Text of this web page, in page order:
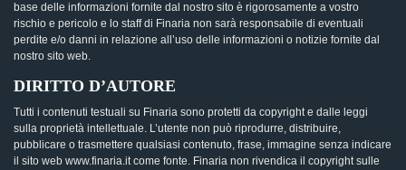
base delle informazioni fornite dal nostro sito è rigorosamente a vostro
rischio e pericolo e lo staff di Finaria non sarà responsabile di eventuali
perdite e/o danni in relazione all’uso delle informazioni o notizie fornite dal
nostro sito web.
DIRITTO D’AUTORE
Tutti i contenuti testuali su Finaria sono protetti da copyright e dalle leggi
sulla proprietà intellettuale. L’utente non può riprodurre, distribuire,
pubblicare o trasmettere qualsiasi contenuto, frase, immagine senza indicare
il sito web www.finaria.it come fonte. Finaria non rivendica il copyright sulle